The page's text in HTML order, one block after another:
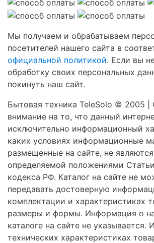
Мы получаем и обрабатываем
посетителей нашего сайта в
официальной политикой. Если вы
обработку своих персональных
покинуть наш сайт.
Бытовая техника TeleSolo © 2005
внимание на то, что данный
исключительно информационный
каких условиях информационные
размещенные на сайте, не
определяемой положениями
кодекса РФ. Каталог на сайте не
передавать достоверную
комплектации и характеристиках
размеры и формы. Информация о
каталоге на сайте не указывается.
технических характеристиках